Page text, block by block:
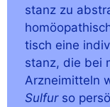
stanz zu
tisch eine
stanz, die bei
Arz­nei­mit­teln
Sul­furso